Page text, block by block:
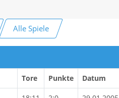
Alle Spiele
Tore Punkte Datum